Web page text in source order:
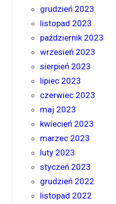
grudzień 2023
listopad 2023
październik 2023
wrzesień 2023
sierpień 2023
lipiec 2023
czerwiec 2023
maj 2023
kwiecień 2023
marzec 2023
luty 2023
styczeń 2023
grudzień 2022
listopad 2022